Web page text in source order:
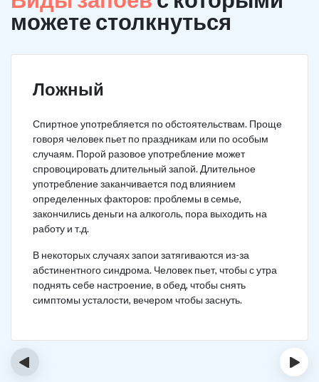
можете столкнуться
Ложный
Спиртное употребляется по обстоятельствам. Проще
говоря человек пьет по праздникам или по особым
случаям. Порой разовое употребление может
спровоцировать длительный запой. Длительное
употребление заканчивается под влиянием
определенных факторов: проблемы в семье,
закончились деньги на алкоголь, пора выходить на
работу и т.д.
В некоторых случаях запои затягиваются из-за
абстинентного синдрома. Человек пьет, чтобы с утра
поднять себе настроение, в обед, чтобы снять
симптомы усталости, вечером чтобы заснуть.
‹ ›